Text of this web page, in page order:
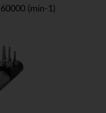
60000 (min-1)